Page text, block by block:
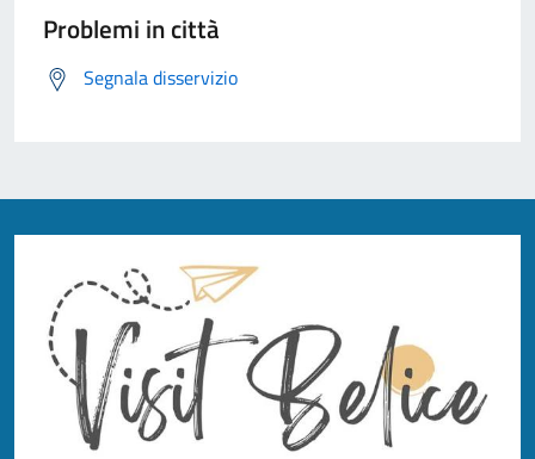
Problemi in città
Segnala disservizio